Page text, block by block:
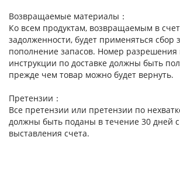
Возвращаемые материалы：
Ко всем продуктам, возвращаемым в
задолженности, будет применяться сбор
пополнение запасов. Номер разрешения
инструкции по доставке должны быть
прежде чем товар можно будет вернуть.
Претензии：
Все претензии или претензии по
должны быть поданы в течение 30 дней
выставления счета.